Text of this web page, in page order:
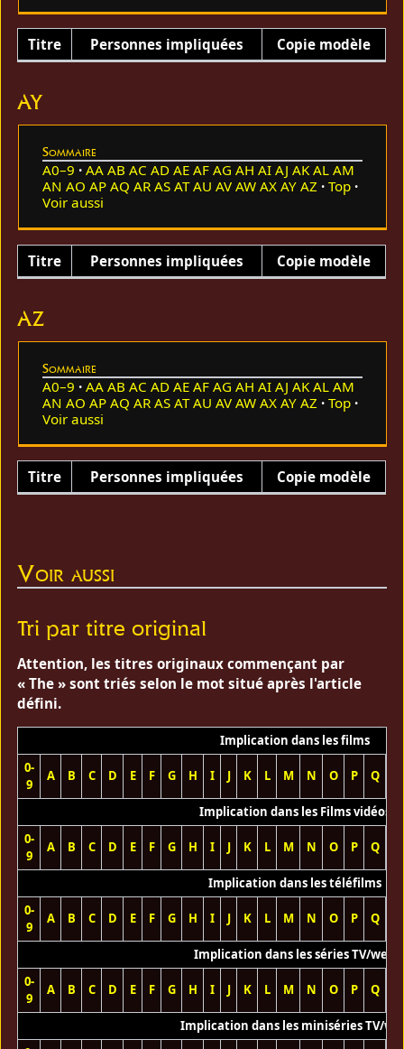
Titre Personnes impliquées Copie modèle
AY
Sommaire
A0–9 AA AB AC AD AE AF AG AH AI AJ AK AL AM
AN AO AP AQ AR AS AT AU AV AW AX AY AZ
Top
Voir aussi
Titre Personnes impliquées Copie modèle
AZ
Sommaire
A0–9 AA AB AC AD AE AF AG AH AI AJ AK AL AM
AN AO AP AQ AR AS AT AU AV AW AX AY AZ
Top
Voir aussi
Titre Personnes impliquées Copie modèle
Voir aussi
Tri par titre original
Attention, les titres originaux commençant par
« The » sont triés selon le mot situé après l'article
défini.
Implication dans les films
0-
9
A B C D E F G H I J K L M N O P Q
Implication dans les Films vidéos
0-
9
A B C D E F G H I J K L M N O P Q
Implication dans les téléfilms
0-
9
A B C D E F G H I J K L M N O P Q
Implication dans les séries TV/web
0-
9
A B C D E F G H I J K L M N O P Q
Implication dans les miniséries TV/